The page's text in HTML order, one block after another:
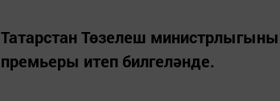
Татарстан Төзелеш
премьеры итеп билгеләнде.